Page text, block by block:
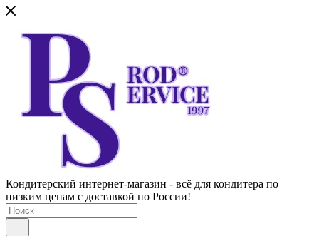
Кондитерский интернет-магазин - всё для кондитера по
низким ценам с доставкой по России!